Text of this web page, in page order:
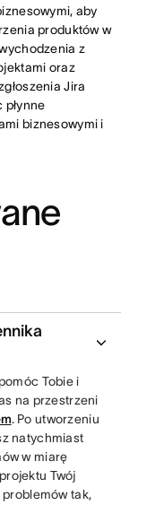
aby
produktów w
z
oraz
Jira
biznesowymi i
Tobie i
na przestrzeni
. Po utworzeniu
natychmiast
w miarę
Twój
tak,